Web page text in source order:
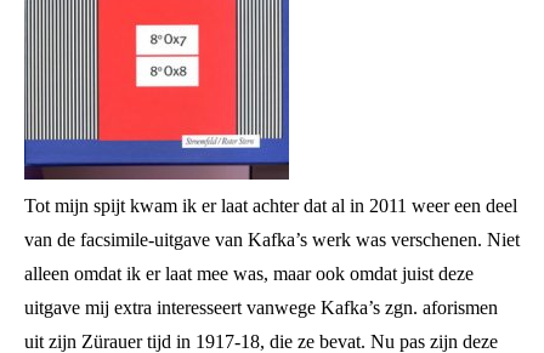
Tot mijn spijt kwam ik er laat achter dat al in 2011 weer een deel
van de facsimile-uitgave van Kafka’s werk was verschenen. Niet
alleen omdat ik er laat mee was, maar ook omdat juist deze
uitgave mij extra interesseert vanwege Kafka’s zgn. aforismen
uit zijn Zürauer tijd in 1917-18, die ze bevat. Nu pas zijn deze